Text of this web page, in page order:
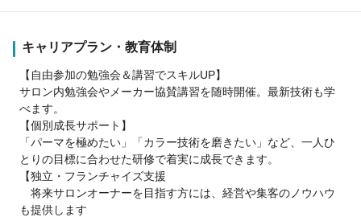
キャリアプラン・教育体制
【自由参加の勉強会＆講習でスキルUP】
サロン内勉強会やメーカー協賛講習を随時開催。最新技術も学
べます。
【個別成長サポート】
「パーマを極めたい」「カラー技術を磨きたい」など、一人ひ
とりの目標に合わせた研修で着実に成長できます。
【独立・フランチャイズ支援
将来サロンオーナーを目指す方には、経営や集客のノウハウ
も提供します